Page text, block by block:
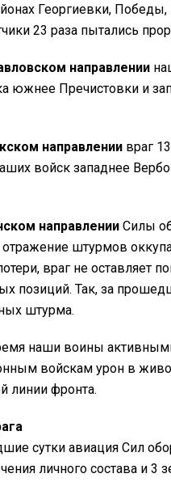
Георгиевки,
23 раза пытались
направлении
южнее Пречистовки и
направлении враг
войск западнее
направлении Силы
отражение штурмов
враг не оставляет
позиций. Так, за
штурма.
наши воины
войскам урон в
линии фронта.
сутки авиация Сил
личного состава и 3